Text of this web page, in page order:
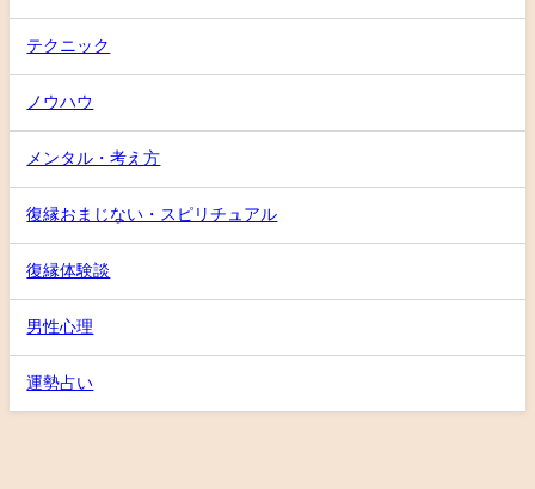
テクニック
ノウハウ
メンタル・考え方
復縁おまじない・スピリチュアル
復縁体験談
男性心理
運勢占い